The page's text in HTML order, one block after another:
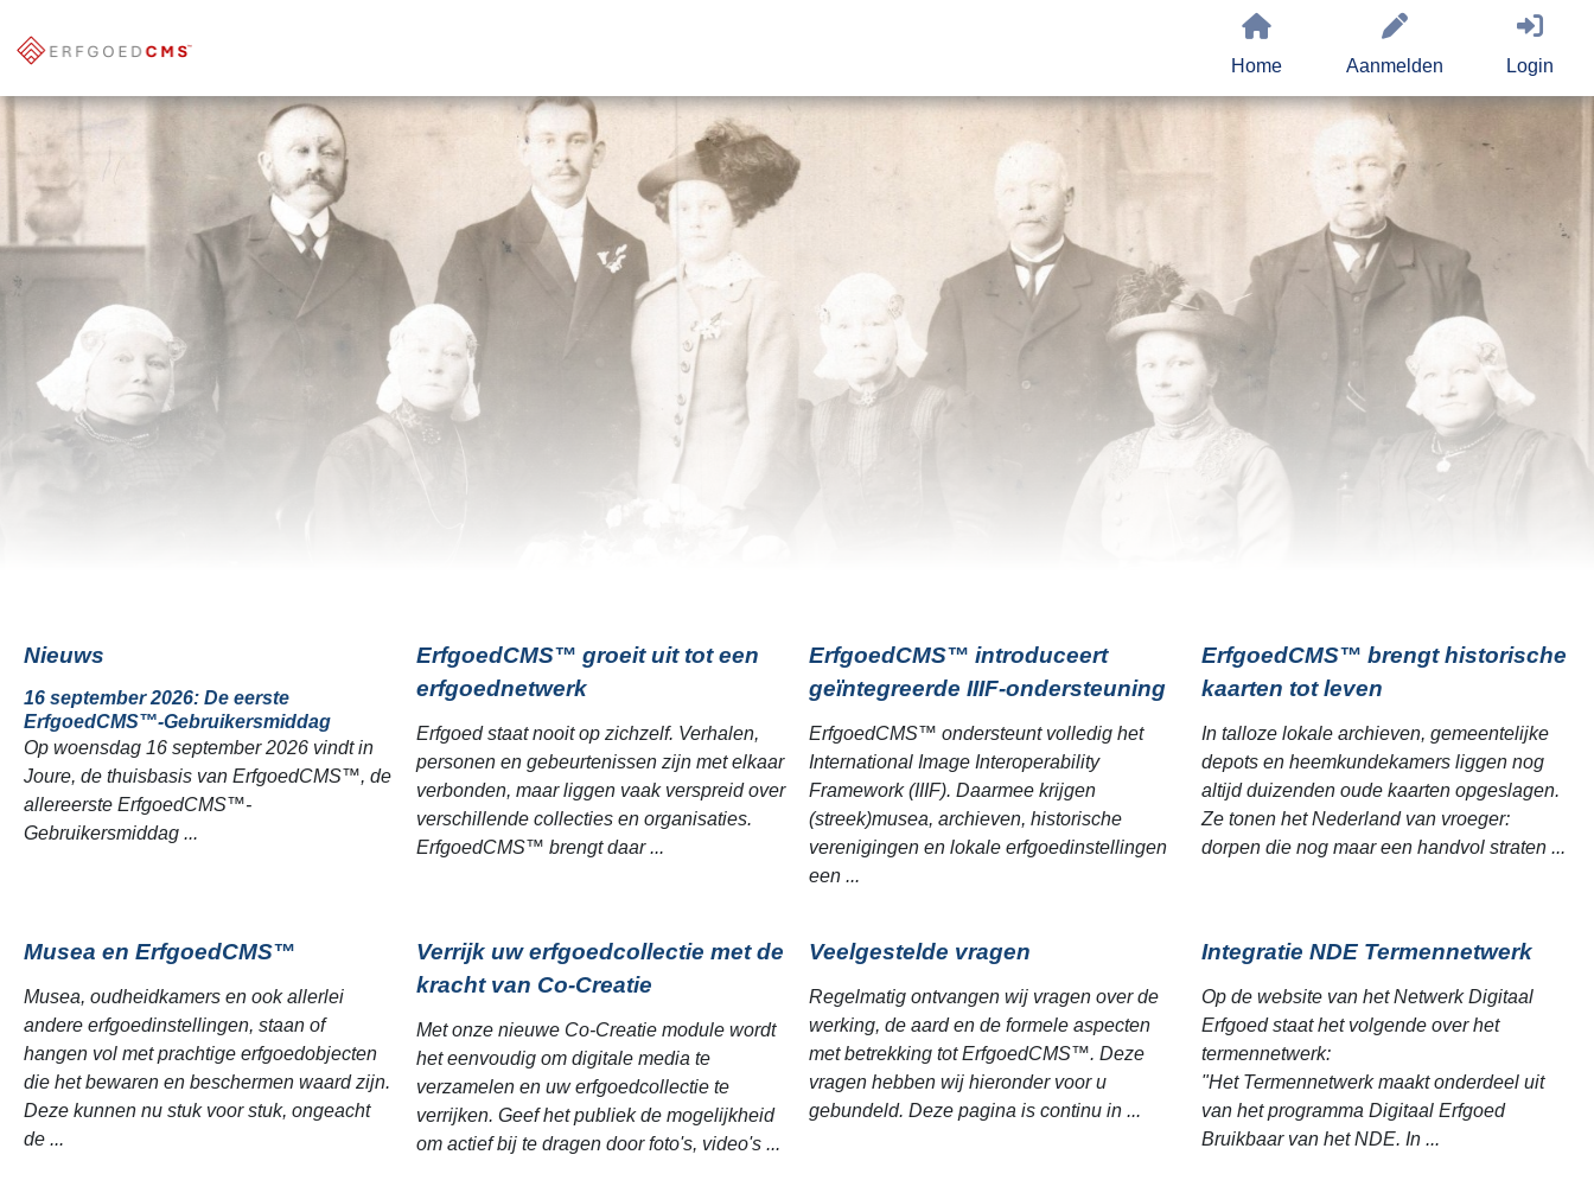
Home Aanmelden Login
Nieuws
16 september 2026: De eerste
ErfgoedCMS™-Gebruikersmiddag
Op woensdag 16 september 2026 vindt in
Joure, de thuisbasis van ErfgoedCMS™, de
allereerste ErfgoedCMS™-
Gebruikersmiddag ...
ErfgoedCMS™ groeit uit tot een
erfgoednetwerk
Erfgoed staat nooit op zichzelf. Verhalen,
personen en gebeurtenissen zijn met elkaar
verbonden, maar liggen vaak verspreid over
verschillende collecties en organisaties.
ErfgoedCMS™ brengt daar ...
ErfgoedCMS™ introduceert
geïntegreerde IIIF-ondersteuning
ErfgoedCMS™ ondersteunt volledig het
International Image Interoperability
Framework (IIIF). Daarmee krijgen
(streek)musea, archieven, historische
verenigingen en lokale erfgoedinstellingen
een ...
ErfgoedCMS™ brengt historische
kaarten tot leven
In talloze lokale archieven, gemeentelijke
depots en heemkundekamers liggen nog
altijd duizenden oude kaarten opgeslagen.
Ze tonen het Nederland van vroeger:
dorpen die nog maar een handvol straten ...
Musea en ErfgoedCMS™
Musea, oudheidkamers en ook allerlei
andere erfgoedinstellingen, staan of
hangen vol met prachtige erfgoedobjecten
die het bewaren en beschermen waard zijn.
Deze kunnen nu stuk voor stuk, ongeacht
de ...
Verrijk uw erfgoedcollectie met de
kracht van Co-Creatie
Met onze nieuwe Co-Creatie module wordt
het eenvoudig om digitale media te
verzamelen en uw erfgoedcollectie te
verrijken. Geef het publiek de mogelijkheid
om actief bij te dragen door foto's, video's ...
Veelgestelde vragen
Regelmatig ontvangen wij vragen over de
werking, de aard en de formele aspecten
met betrekking tot ErfgoedCMS™. Deze
vragen hebben wij hieronder voor u
gebundeld. Deze pagina is continu in ...
Integratie NDE Termennetwerk
Op de website van het Netwerk Digitaal
Erfgoed staat het volgende over het
termennetwerk:
"Het Termennetwerk maakt onderdeel uit
van het programma Digitaal Erfgoed
Bruikbaar van het NDE. In ...